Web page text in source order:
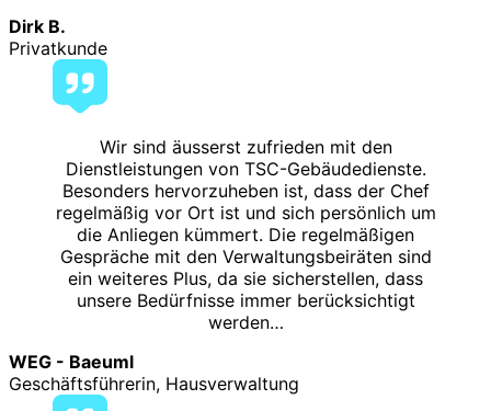
Dirk B.
Privatkunde
Wir sind äusserst zufrieden mit den
Dienstleistungen von TSC-Gebäudedienste.
Besonders hervorzuheben ist, dass der Chef
regelmäßig vor Ort ist und sich persönlich um
die Anliegen kümmert. Die regelmäßigen
Gespräche mit den Verwaltungsbeiräten sind
ein weiteres Plus, da sie sicherstellen, dass
unsere Bedürfnisse immer berücksichtigt
werden…
WEG - Baeuml
Geschäftsführerin, Hausverwaltung